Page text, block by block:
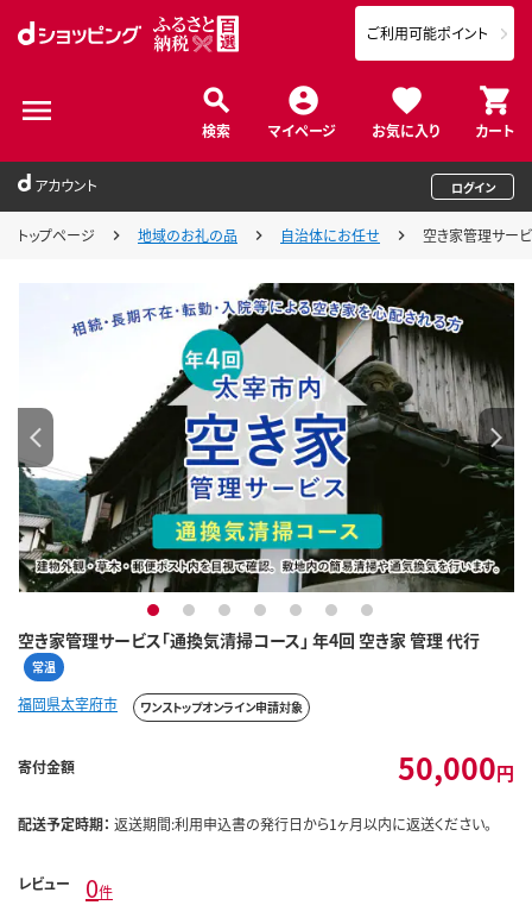
検索 マイページ お気に入り カート
ご利用可能ポイント
アカウント ログイン
トップページ 地域のお礼の品 自治体にお任せ 空き家管理サー
空き家管理サービス「通換気清掃コース」 年4回 空き家 管理 代行
常温
1 2 3 4 5 6 7
福岡県太宰府市 ワンストップオンライン申請対象
寄付金額 50,000円
配送予定時期： 返送期間:利用申込書の発行日から1ヶ月以内に返送ください。
レビュー 0件